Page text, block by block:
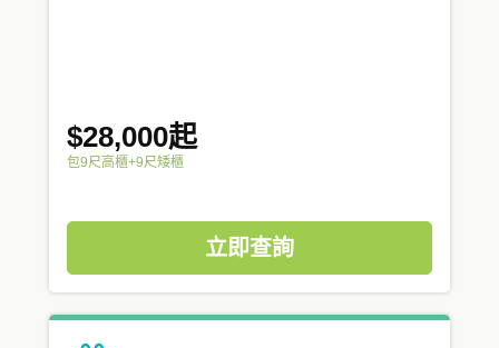
$28,000起
包9尺高櫃+9尺矮櫃
立即查詢